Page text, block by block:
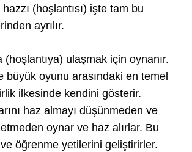
(hoşlantısı) işte tam bu
ayrılır.
ulaşmak için oynanır.
büyük oyunu arasındaki en temel
ilkesinde kendini gösterir.
haz almayı düşünmeden ve
oynar ve haz alırlar. Bu
öğrenme yetilerini geliştirirler.